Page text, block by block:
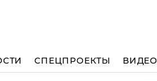
СПЕЦПРОЕКТЫ ВИДЕО